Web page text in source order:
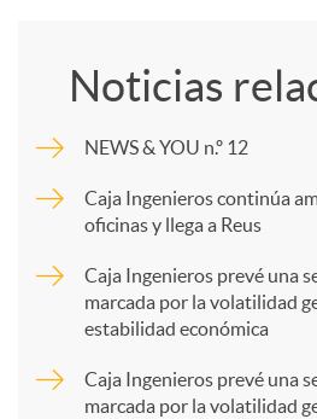
s
p
a
Noticias
NEWS & YOU n.º 12
Caja Ingenieros continúa
oficinas y llega a Reus
Caja Ingenieros prevé una
marcada por la volatilidad
estabilidad económica
Caja Ingenieros prevé una
marcada por la volatilidad